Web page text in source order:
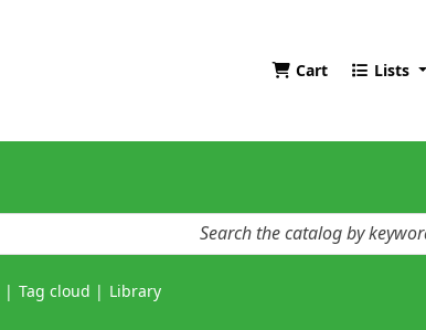
Cart Lists
Tag cloud Library